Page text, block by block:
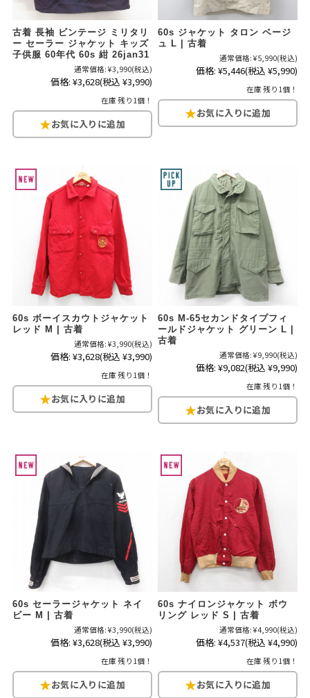
古着 長袖 ビンテージ ミリタリ
ー セーラー ジャケット キッズ
子供服 60年代 60s 紺 26jan31
通常価格: ¥3,990(税込)
価格: ¥3,628(税込 ¥3,990)
在庫 残り1個！
60s ジャケット タロン ベージ
ュ L | 古着
通常価格: ¥5,990(税込)
価格: ¥5,446(税込 ¥5,990)
在庫 残り1個！
60s ボーイスカウトジャケット
レッド M | 古着
通常価格: ¥3,990(税込)
価格: ¥3,628(税込 ¥3,990)
在庫 残り1個！
60s M-65セカンドタイプフィ
ールドジャケット グリーン L |
古着
通常価格: ¥9,990(税込)
価格: ¥9,082(税込 ¥9,990)
在庫 残り1個！
60s セーラージャケット ネイ
ビー M | 古着
通常価格: ¥3,990(税込)
価格: ¥3,628(税込 ¥3,990)
在庫 残り1個！
60s ナイロンジャケット ボウ
リング レッド S | 古着
通常価格: ¥4,990(税込)
価格: ¥4,537(税込 ¥4,990)
在庫 残り1個！